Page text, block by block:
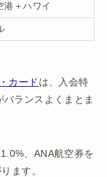
港＋ハワイ
カード は、入会特
ランスよくまとま
、ANA航空券を
ます。